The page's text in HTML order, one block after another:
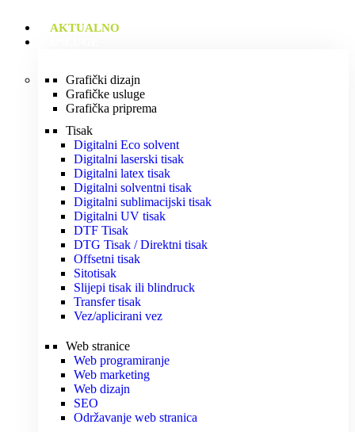
AKTUALNO
Grafički dizajn
Grafičke usluge
Grafička priprema
Tisak
Digitalni Eco solvent
Digitalni laserski tisak
Digitalni latex tisak
Digitalni solventni tisak
Digitalni sublimacijski tisak
Digitalni UV tisak
DTF Tisak
DTG Tisak / Direktni tisak
Offsetni tisak
Sitotisak
Slijepi tisak ili blindruck
Transfer tisak
Vez/aplicirani vez
Web stranice
Web programiranje
Web marketing
Web dizajn
SEO
Održavanje web stranica